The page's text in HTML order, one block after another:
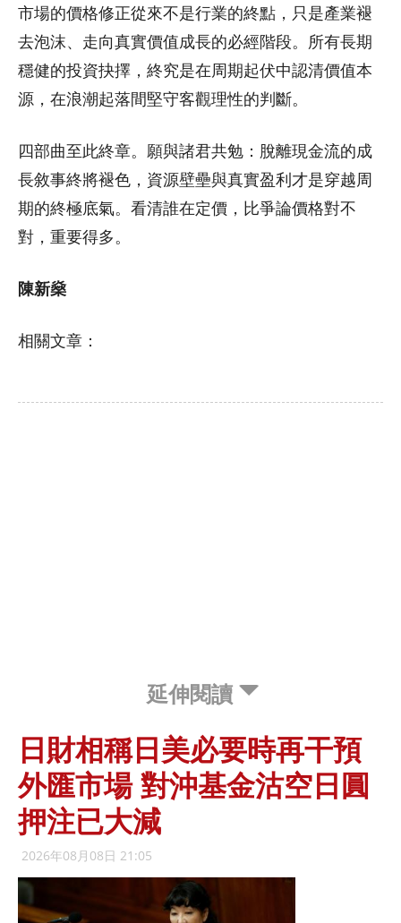
市場的價格修正從來不是行業的終點，只是產業褪
去泡沫、走向真實價值成長的必經階段。所有長期
穩健的投資抉擇，終究是在周期起伏中認清價值本
源，在浪潮起落間堅守客觀理性的判斷。
四部曲至此終章。願與諸君共勉：脫離現金流的成
長敘事終將褪色，資源壁壘與真實盈利才是穿越周
期的終極底氣。看清誰在定價，比爭論價格對不
對，重要得多。
陳新燊
相關文章：
延伸閱讀
日財相稱日美必要時再干預
外匯市場 對沖基金沽空日圓
押注已大減
2026年08月08日 21:05